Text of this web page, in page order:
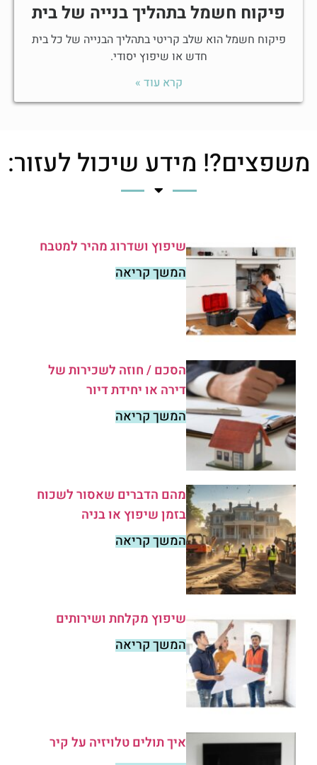
פיקוח חשמל בתהליך בנייה של בית
פיקוח חשמל הוא שלב קריטי בתהליך הבנייה של כל בית
חדש או שיפוץ יסודי.
קרא עוד »
משפצים?! מידע שיכול לעזור:
שיפוץ ושדרוג מהיר למטבח
המשך קריאה
הסכם / חוזה לשכירות של
דירה או יחידת דיור
המשך קריאה
מהם הדברים שאסור לשכוח
בזמן שיפוץ או בניה
המשך קריאה
שיפוץ מקלחת ושירותים
המשך קריאה
איך תולים טלויזיה על קיר